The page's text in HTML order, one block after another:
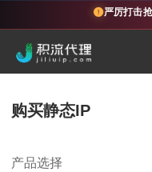
严厉打击
购买静态IP
产品选择